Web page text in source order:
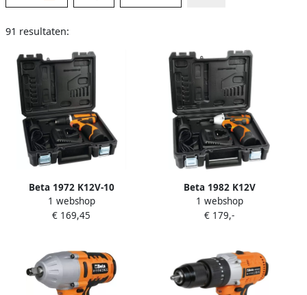
91 resultaten:
Beta 1972 K12V-10
Ultracompacte
Boormachine 019720112
1 webshop
€ 169,45
Beta 1982 K12V
Omschakelbare
Slagschroevendraaier
1 webshop
€ 179,-